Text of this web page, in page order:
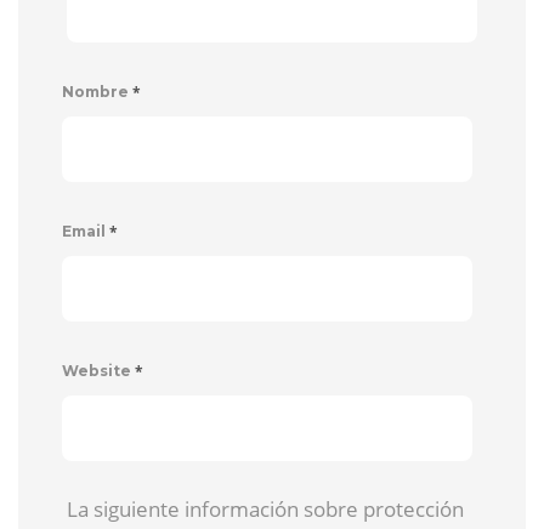
Nombre *
Email *
Website *
La siguiente información sobre protección